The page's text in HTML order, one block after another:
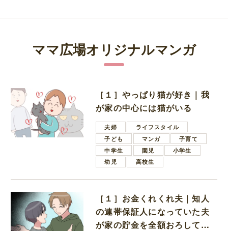
ママ広場オリジナルマンガ
［１］やっぱり猫が好き｜我
が家の中心には猫がいる
夫婦
ライフスタイル
子ども
マンガ
子育て
中学生
園児
小学生
幼児
高校生
［１］お金くれくれ夫｜知人
の連帯保証人になっていた夫
が家の貯金を全額おろしてほ